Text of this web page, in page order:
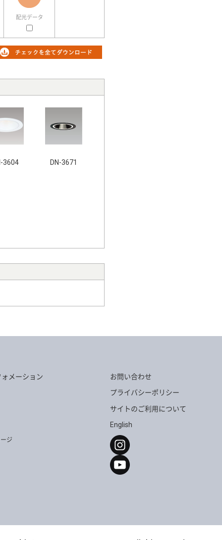
配光データ
3604 DN-3671
メーション
ジ
お問い合わせ
プライバシーポリシー
サイトのご利用について
English